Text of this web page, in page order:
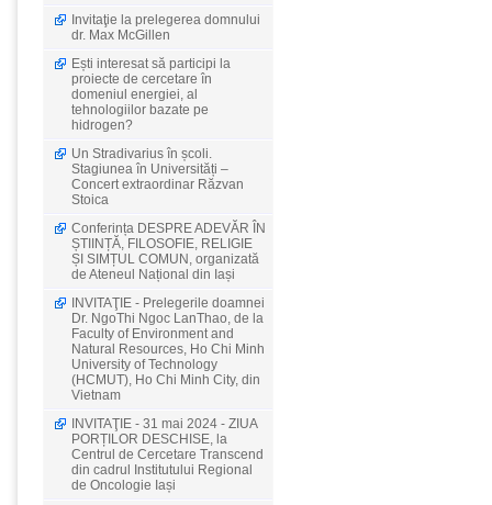
Invitaţie la prelegerea domnului
dr. Max McGillen
Ești interesat să participi la
proiecte de cercetare în
domeniul energiei, al
tehnologiilor bazate pe
hidrogen?
Un Stradivarius în școli.
Stagiunea în Universități –
Concert extraordinar Răzvan
Stoica
Conferința DESPRE ADEVĂR ÎN
ȘTIINȚĂ, FILOSOFIE, RELIGIE
ȘI SIMȚUL COMUN, organizată
de Ateneul Național din Iași
INVITAŢIE - Prelegerile doamnei
Dr. NgoThi Ngoc LanThao, de la
Faculty of Environment and
Natural Resources, Ho Chi Minh
University of Technology
(HCMUT), Ho Chi Minh City, din
Vietnam
INVITAŢIE - 31 mai 2024 - ZIUA
PORȚILOR DESCHISE, la
Centrul de Cercetare Transcend
din cadrul Institutului Regional
de Oncologie Iași